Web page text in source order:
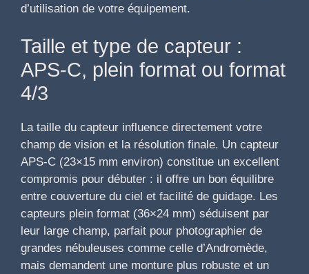
d’utilisation de votre équipement.
Taille et type de capteur :
APS-C, plein format ou format
4/3
La taille du capteur influence directement votre
champ de vision et la résolution finale. Un capteur
APS-C (23×15 mm environ) constitue un excellent
compromis pour débuter : il offre un bon équilibre
entre couverture du ciel et facilité de guidage. Les
capteurs plein format (36×24 mm) séduisent par
leur large champ, parfait pour photographier de
grandes nébuleuses comme celle d’Andromède,
mais demandent une monture plus robuste et un